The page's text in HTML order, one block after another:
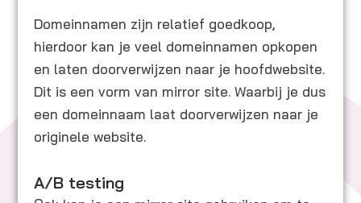
Domeinnamen zijn relatief goedkoop,
hierdoor kan je veel domeinnamen opkopen
en laten doorverwijzen naar je hoofdwebsite.
Dit is een vorm van mirror site. Waarbij je dus
een domeinnaam laat doorverwijzen naar je
originele website.
A/B testing